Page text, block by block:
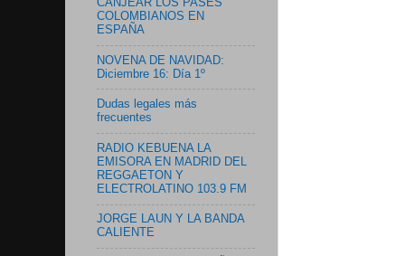
CANJEAR LOS PASES
COLOMBIANOS EN
ESPAÑA
NOVENA DE NAVIDAD:
Diciembre 16: Día 1º
Dudas legales más
frecuentes
RADIO KEBUENA LA
EMISORA EN MADRID DEL
REGGAETON Y
ELECTROLATINO 103.9 FM
JORGE LAUN Y LA BANDA
CALIENTE